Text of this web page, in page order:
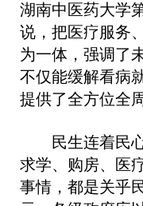
湖南中医药大学
说，把医疗服务
为一体，强调了
不仅能缓解看病
提供了全方位全
民生连着民心
求学、购房、医
事情，都是关乎